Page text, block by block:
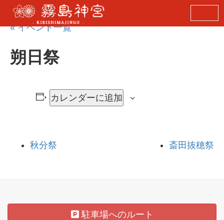
« イベント一覧
朔日祭
カレンダーに追加
秋分祭 斎田抜穂祭
駐車場へのルート